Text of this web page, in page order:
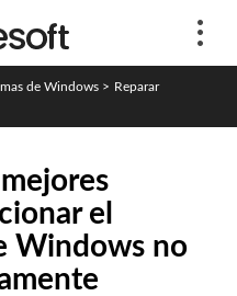
de Windows > Reparar
el
Windows no